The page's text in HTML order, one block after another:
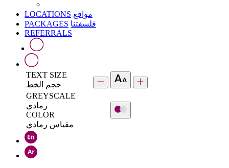
LOCATIONS مواقع
PACKAGES فلسفتنا
REFERRALS
TEXT SIZE
حجم الخط
GREYSCALE
رمادي
COLOR
مقياس رمادي